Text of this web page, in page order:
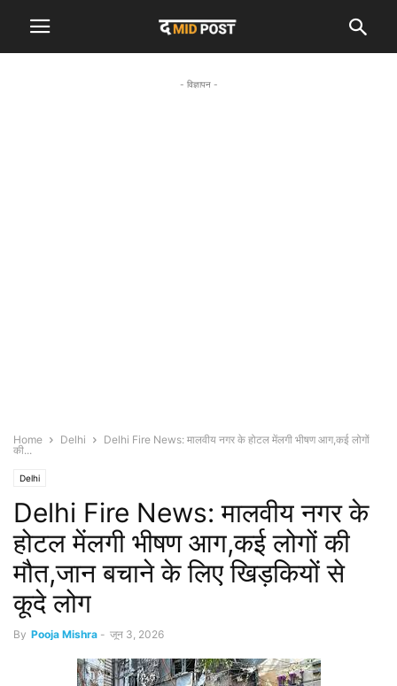
- विज्ञापन -
Home Delhi
Delhi Fire News: मालवीय नगर के होटल मेंलगी भीषण आग,कई लोगों
की...
Delhi
Delhi Fire News: मालवीय नगर के
होटल मेंलगी भीषण आग,कई लोगों की
मौत,जान बचाने के लिए खिड़कियों से
कूदे लोग
By Pooja Mishra - जून 3, 2026